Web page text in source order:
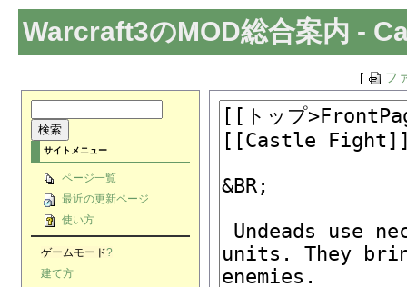
Warcraft3のMOD総合案内 -
[ フ
サイトメニュー
ページ一覧
最近の更新ページ
使い方
ゲームモード?
建て方